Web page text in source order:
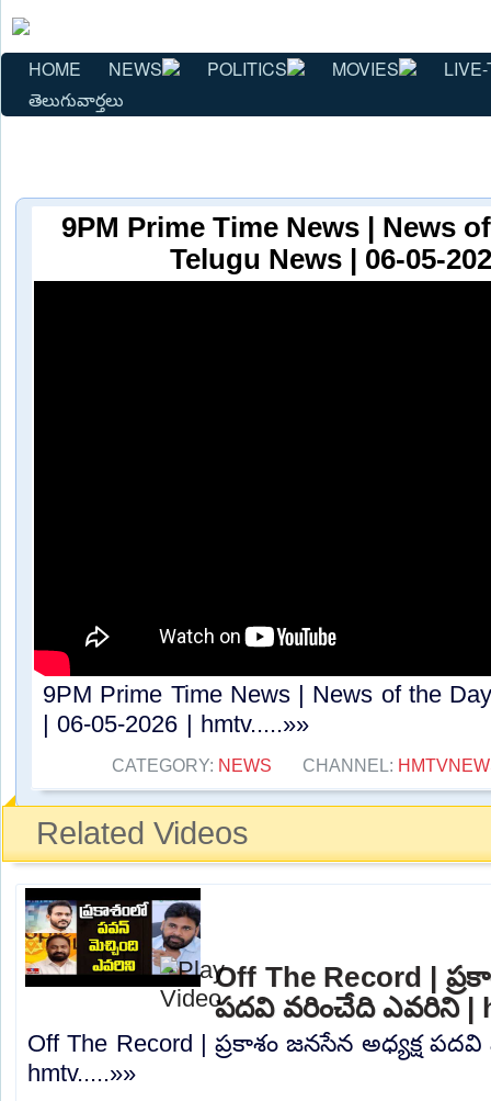
HOME NEWS POLITICS MOVIES
తెలుగువార్తలు
9PM Prime Time News | News
Telugu News | 06-05-
9PM Prime Time News | News of the
| 06-05-2026 | hmtv.....»»
CATEGORY: NEWS CHANNEL:
Related Videos
Off The Record |
పదవి వరించేది ఎవరిని |
Off The Record | ప్రకాశం జనసేన అధ్యక్ష
hmtv.....»»